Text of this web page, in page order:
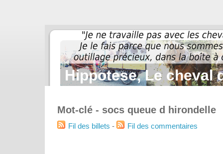
Hippotese, Le cheval
Mot-clé - socs queue d hirondelle
Fil des billets - Fil des commentaires